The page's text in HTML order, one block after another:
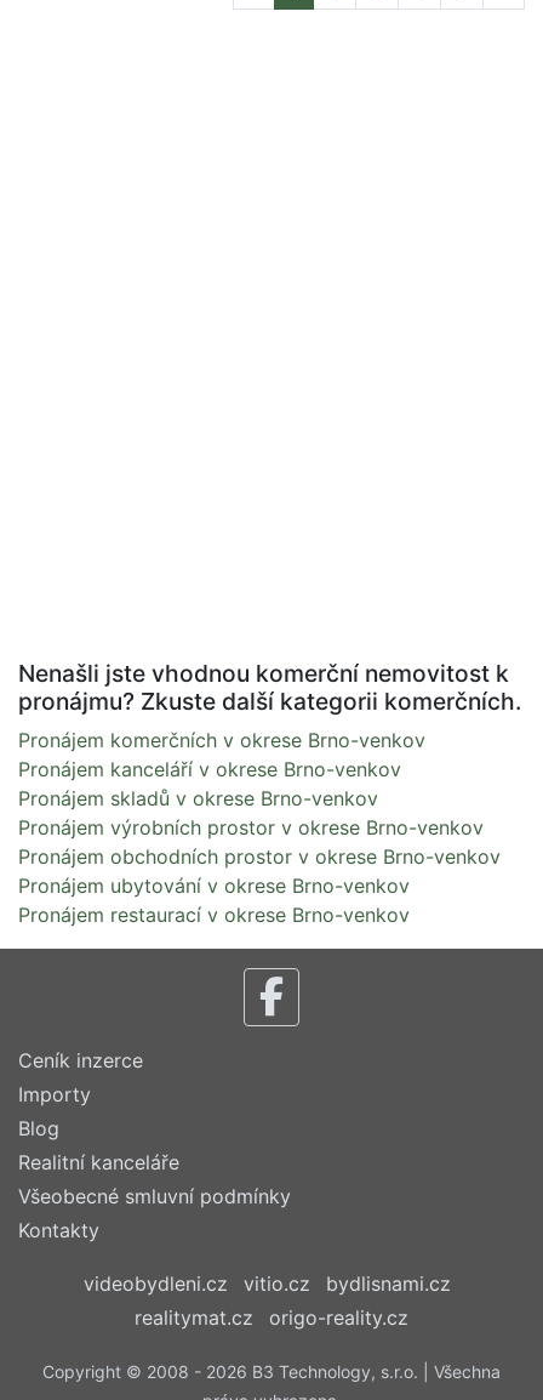
Nenašli jste vhodnou komerční nemovitost k
pronájmu? Zkuste další kategorii komerčních.
Pronájem komerčních v okrese Brno-venkov
Pronájem kanceláří v okrese Brno-venkov
Pronájem skladů v okrese Brno-venkov
Pronájem výrobních prostor v okrese Brno-venkov
Pronájem obchodních prostor v okrese Brno-venkov
Pronájem ubytování v okrese Brno-venkov
Pronájem restaurací v okrese Brno-venkov
Ceník inzerce
Importy
Blog
Realitní kanceláře
Všeobecné smluvní podmínky
Kontakty
videobydleni.cz vitio.cz
bydlisnami.cz
realitymat.cz
origo-reality.cz
Copyright © 2008 - 2026 B3 Technology, s.r.o. | Všechna